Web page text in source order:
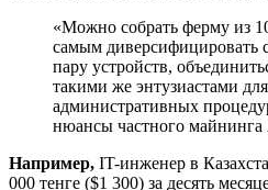
«Можно собрать ферму из
самым диверсифицировать
пару устройств,
такими же энтузиастами
административных
нюансы частного
Например, IT-инженер в
000 тенге ($1 300) за десять